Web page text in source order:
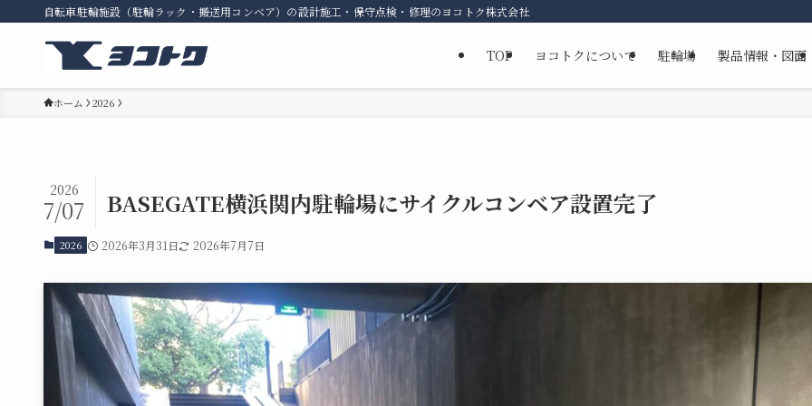
自転車駐輪施設（駐輪ラック・搬送用コンベア）の設計施工・保守点検・修理のヨコトク株式会社
TOP ヨコトクについて 駐輪場 製品情報・図面
ホーム 2026
BASEGATE横浜関内駐輪場にサイクルコンベア設置完了
2026
7/07
2026 2026年3月31日 2026年7月7日